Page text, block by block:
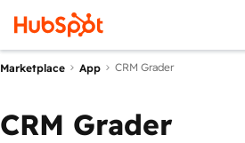
Marketplace App CRM Grader
CRM Grader